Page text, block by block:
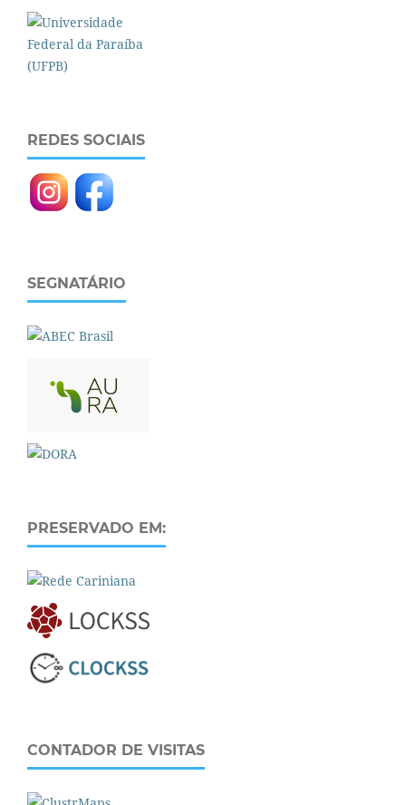
REDES SOCIAIS
SEGNATÁRIO
PRESERVADO EM:
CONTADOR DE VISITAS